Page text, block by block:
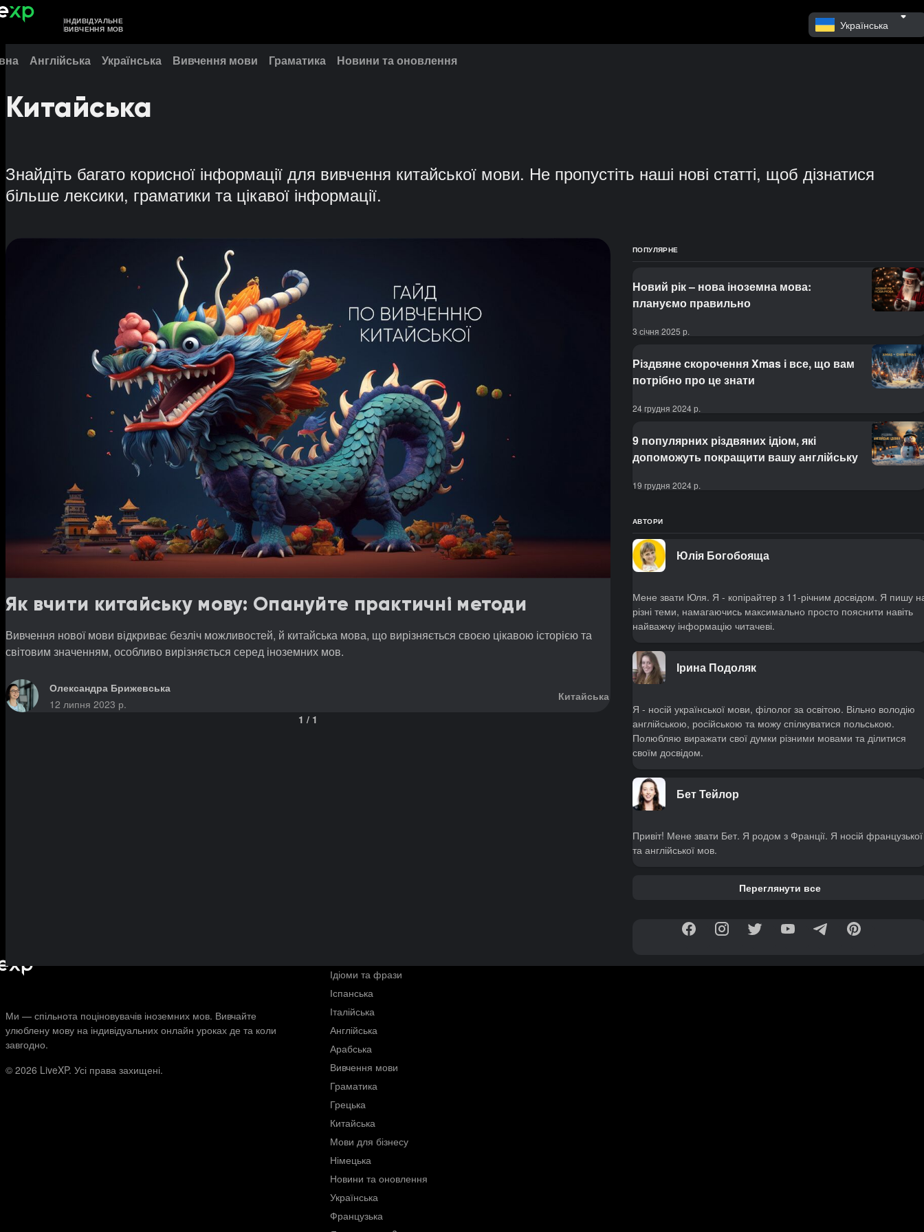
ІНДИВІДУАЛЬНЕ
ВИВЧЕННЯ МОВ
Українська
Англійська Українська Вивчення мови Граматика Новини та оновлення
Китайська
Знайдіть багато корисної інформації для вивчення китайської мови. Не пропустіть наші нові статті, щоб дізнатися
більше лексики, граматики та цікавої інформації.
Як вчити китайську мову: Опануйте практичні методи
Вивчення нової мови відкриває безліч можливостей, й китайська мова, що вирізняється своєю цікавою історією та
світовим значенням, особливо вирізняється серед іноземних мов.
Олександра Брижевська
12 липня 2023 р.
Китайська
1 / 1
ПОПУЛЯРНЕ
Новий рік – нова іноземна мова:
плануємо правильно
3 січня 2025 р.
Різдвяне скорочення Xmas і все, що вам
потрібно про це знати
24 грудня 2024 р.
9 популярних різдвяних ідіом, які
допоможуть покращити вашу англійську
19 грудня 2024 р.
АВТОРИ
Юлія Богобояща
Мене звати Юля. Я - копірайтер з 11-річним досвідом. Я пишу
різні теми, намагаючись максимально просто пояснити навіть
найважчу інформацію читачеві.
Ірина Подоляк
Я - носій української мови, філолог за освітою. Вільно володію
англійською, російською та можу спілкуватися польською.
Полюбляю виражати свої думки різними мовами та ділитися
своїм досвідом.
Бет Тейлор
Привіт! Мене звати Бет. Я родом з Франції. Я носій французької
та англійської мов.
Переглянути все
Ми — спільнота поціновувачів іноземних мов. Вивчайте
улюблену мову на індивідуальних онлайн уроках де та коли
завгодно.
© 2026 LiveXP. Усі права захищені.
Ідіоми та фрази
Іспанська
Італійська
Англійська
Арабська
Вивчення мови
Граматика
Грецька
Китайська
Мови для бізнесу
Німецька
Новини та оновлення
Українська
Французька